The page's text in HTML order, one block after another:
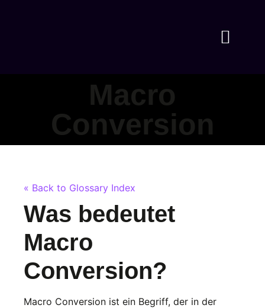
Macro
Conversion
« Back to Glossary Index
Was bedeutet
Macro
Conversion?
Macro Conversion ist ein Begriff, der in der